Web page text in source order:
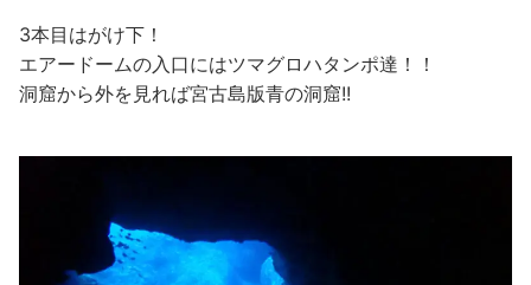
3本目はがけ下！
エアードームの入口にはツマグロハタンポ達！！
洞窟から外を見れば宮古島版青の洞窟!!